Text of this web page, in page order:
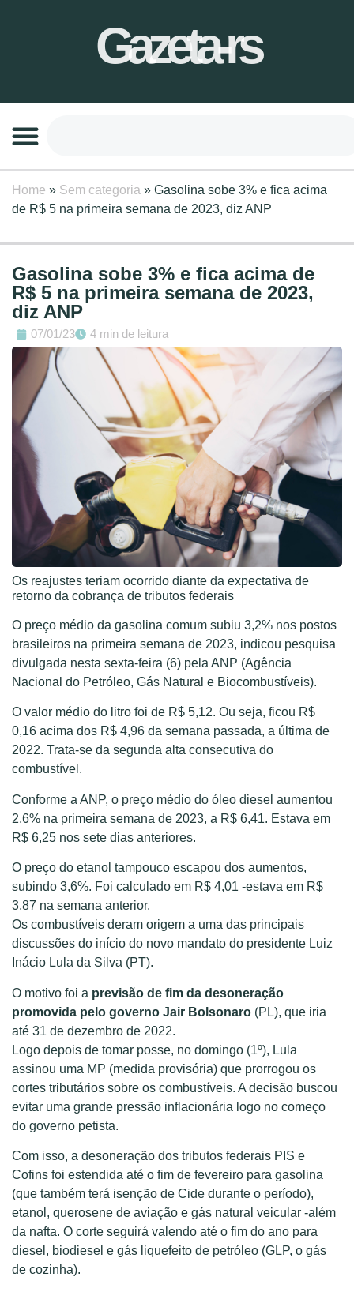
Gazeta-rs
Home » Sem categoria » Gasolina sobe 3% e fica acima
de R$ 5 na primeira semana de 2023, diz ANP
Gasolina sobe 3% e fica acima de
R$ 5 na primeira semana de 2023,
diz ANP
07/01/23 4 min de leitura
Os reajustes teriam ocorrido diante da expectativa de
retorno da cobrança de tributos federais
O preço médio da gasolina comum subiu 3,2% nos postos
brasileiros na primeira semana de 2023, indicou pesquisa
divulgada nesta sexta-feira (6) pela ANP (Agência
Nacional do Petróleo, Gás Natural e Biocombustíveis).
O valor médio do litro foi de R$ 5,12. Ou seja, ficou R$
0,16 acima dos R$ 4,96 da semana passada, a última de
2022. Trata-se da segunda alta consecutiva do
combustível.
Conforme a ANP, o preço médio do óleo diesel aumentou
2,6% na primeira semana de 2023, a R$ 6,41. Estava em
R$ 6,25 nos sete dias anteriores.
O preço do etanol tampouco escapou dos aumentos,
subindo 3,6%. Foi calculado em R$ 4,01 -estava em R$
3,87 na semana anterior.
Os combustíveis deram origem a uma das principais
discussões do início do novo mandato do presidente Luiz
Inácio Lula da Silva (PT).
O motivo foi a previsão de fim da desoneração
promovida pelo governo Jair Bolsonaro (PL), que iria
até 31 de dezembro de 2022.
Logo depois de tomar posse, no domingo (1º), Lula
assinou uma MP (medida provisória) que prorrogou os
cortes tributários sobre os combustíveis. A decisão buscou
evitar uma grande pressão inflacionária logo no começo
do governo petista.
Com isso, a desoneração dos tributos federais PIS e
Cofins foi estendida até o fim de fevereiro para gasolina
(que também terá isenção de Cide durante o período),
etanol, querosene de aviação e gás natural veicular -além
da nafta. O corte seguirá valendo até o fim do ano para
diesel, biodiesel e gás liquefeito de petróleo (GLP, o gás
de cozinha).